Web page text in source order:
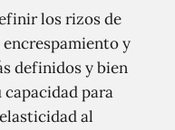
los rizos de
y
definidos y bien
capacidad para
al